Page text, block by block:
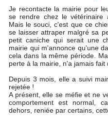
Je recontacte la mairie pour
se rendre chez le vétérinaire
Mais le souci, c'est que ce
se laisser attraper malgré sa
petit caniche qui serait une
mairie qui m'annonce qu'une
cela dans la même période.
perte à la mairie, n'a jamais
Depuis 3 mois, elle a suivi
rejetée !
A présent, elle se méfie et ne
comportement est normal,
dehors, reniée par certains,